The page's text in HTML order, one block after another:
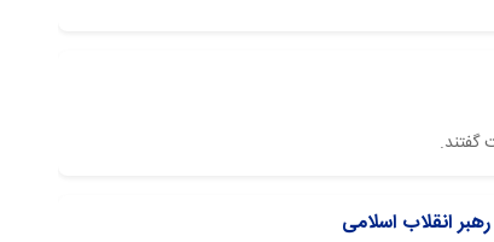
گفتند.
انقلاب اسلامی